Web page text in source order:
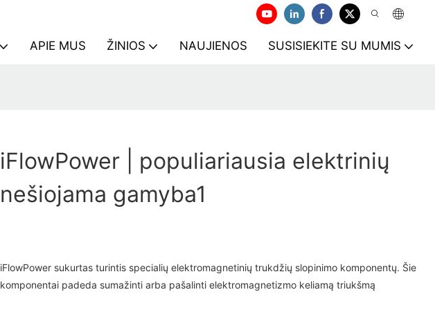
APIE MUS ŽINIOS NAUJIENOS SUSISIEKITE SU MUMIS
iFlowPower | populiariausia elektrinių
nešiojama gamyba1
iFlowPower sukurtas turintis specialių elektromagnetinių trukdžių slopinimo komponentų. Šie
komponentai padeda sumažinti arba pašalinti elektromagnetizmo keliamą triukšmą